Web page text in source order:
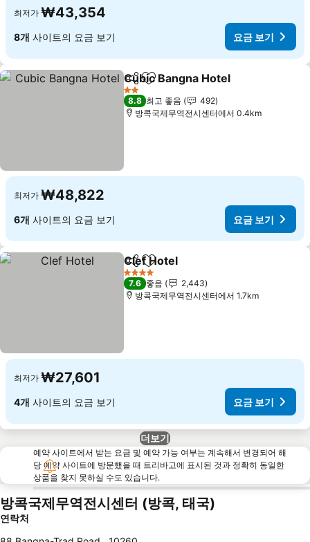
최저가 ₩43,354
8개 사이트의 요금 보기 요금 보기
공유 즐겨찾기에 추가
Cubic Bangna Hotel
2 성급
8.8 최고 좋음
492
방콕국제무역전시센터에서 0.4km
최저가 ₩48,822
6개 사이트의 요금 보기 요금 보기
공유 즐겨찾기에 추가
Clef Hotel
4 성급
7.6 좋음
2,443
방콕국제무역전시센터에서 1.7km
최저가 ₩27,601
4개 사이트의 요금 보기 요금 보기
더보기
예약 사이트에서 받는 요금 및 예약 가능 여부는 계속해서 변경되어 해
당 예약 사이트에 방문했을 때 트리바고에 표시된 것과 정확히 동일한
상품을 찾지 못하실 수도 있습니다.
방콕국제무역전시센터 (방콕, 태국)
연락처